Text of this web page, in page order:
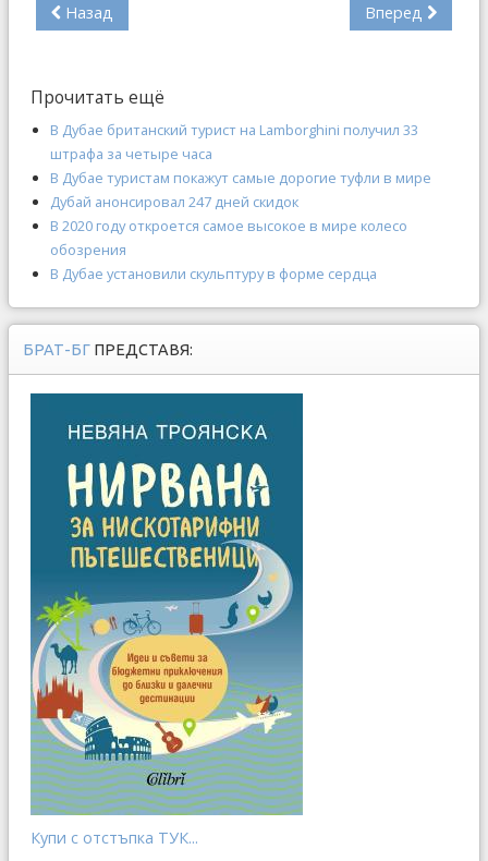
Назад Вперед
Прочитать ещё
В Дубае британский турист на Lamborghini получил 33
штрафа за четыре часа
В Дубае туристам покажут самые дорогие туфли в мире
Дубай анонсировал 247 дней скидок
В 2020 году откроется самое высокое в мире колесо
обозрения
В Дубае установили скульптуру в форме сердца
БРАТ-БГ ПРЕДСТАВЯ:
Купи с отстъпка ТУК...